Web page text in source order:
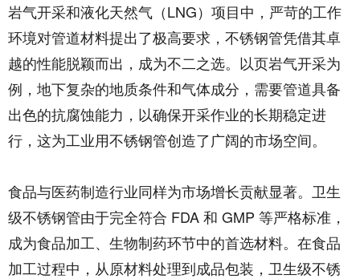
岩气开采和液化天然气（LNG）项目中，严苛的工作
环境对管道材料提出了极高要求，不锈钢管凭借其卓
越的性能脱颖而出，成为不二之选。以页岩气开采为
例，地下复杂的地质条件和气体成分，需要管道具备
出色的抗腐蚀能力，以确保开采作业的长期稳定进
行，这为工业用不锈钢管创造了广阔的市场空间。​
食品与医药制造行业同样为市场增长贡献显著。卫生
级不锈钢管由于完全符合 FDA 和 GMP 等严格标准，
成为食品加工、生物制药环节中的首选材料。在食品
加工过程中，从原材料处理到成品包装，卫生级不锈